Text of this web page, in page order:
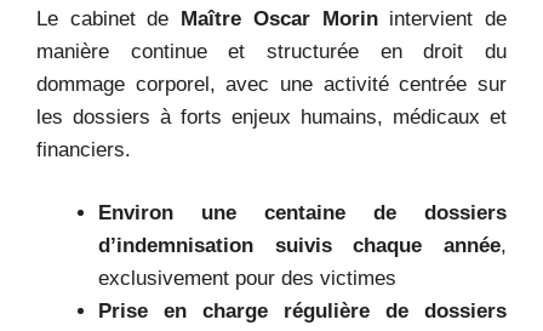
Le cabinet de Maître Oscar Morinintervient de
manière continue et structurée en droit du
dommage corporel, avec une activité centrée sur
les dossiers à forts enjeux humains, médicaux et
financiers.
Environ une centaine de dossiers
d’indemnisation suivis chaque année,
exclusivement pour des victimes
Prise en charge régulière de dossiers